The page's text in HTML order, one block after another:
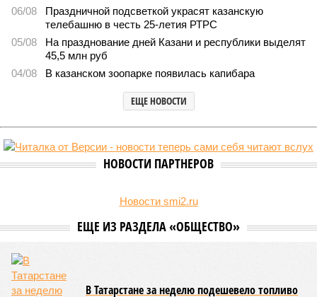
В Татарстане планируют адаптировать сервисы для
увеличения турпотока из Китая
В Татарстане планируют адаптировать сервисы для увеличения
На фоне продления Россией и Китаем безвизового режима до
конца 2027 года и переориентации туристических потоков из-за
наращивает усилия по привлечению гостей из Поднебесной,
материаловРБК Татарстан, в 2025 году в
коллективных средствах размещения региона
зарегистрировались 20 тысяч туристов из Китая, а
бронирования на три летних месяца 2026 года взлетели на